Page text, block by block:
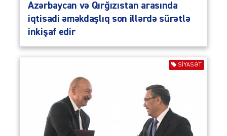
Azərbaycan və Qırğızıstan arasında
iqtisadi əməkdaşlıq son illərdə sürətlə
inkişaf edir
SIYASƏT